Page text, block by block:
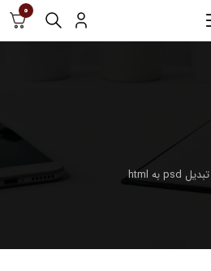
0
تبدیل psd به html